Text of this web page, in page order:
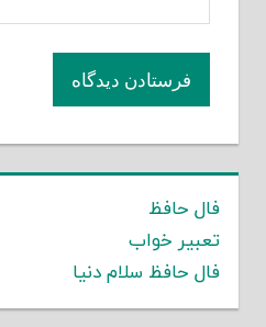
فال حافظ
تعبیر خواب
فال حافظ سلام دنیا